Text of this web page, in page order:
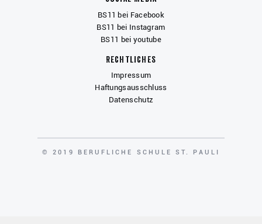
BS11 bei Facebook
BS11 bei Instagram
BS11 bei youtube
Rechtliches
Impressum
Haftungsausschluss
Datenschutz
COPYRIGHT
© 2019 BERUFLICHE SCHULE ST. PAULI